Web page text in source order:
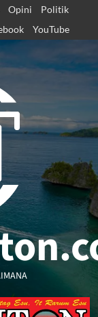
Opini
Politik
YouTube